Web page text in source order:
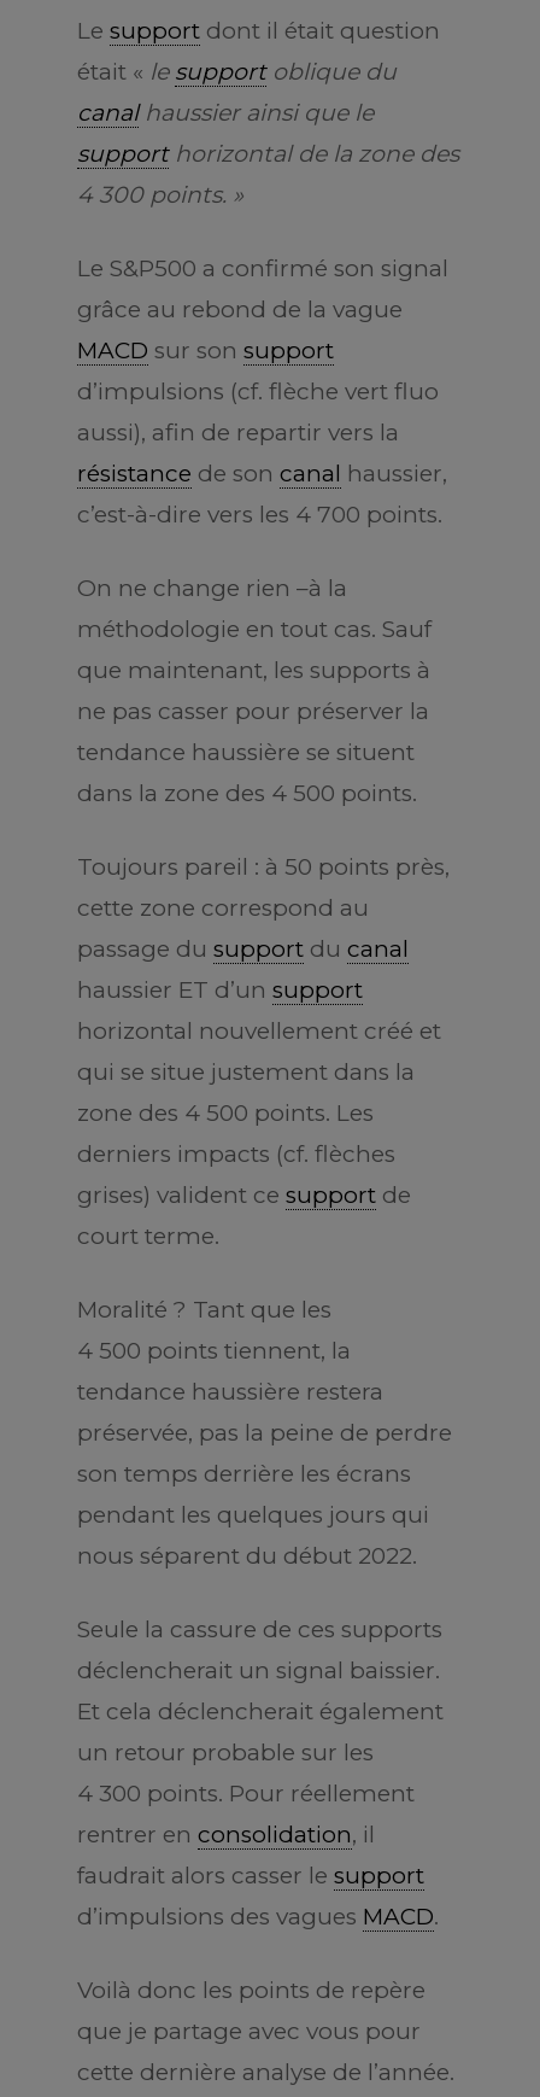
Le support dont il était question
était « le supportoblique du
canalhaussier ainsi que le
supporthorizontal de la zone des
4 300 points. »
Le S&P500 a confirmé son signal
grâce au rebond de la vague
MACD sur son support
d’impulsions (cf. flèche vert fluo
aussi), afin de repartir vers la
résistance de son canal haussier,
c’est-à-dire vers les 4 700 points.
On ne change rien –à la
méthodologie en tout cas. Sauf
que maintenant, les supports à
ne pas casser pour préserver la
tendance haussière se situent
dans la zone des 4 500 points.
Toujours pareil : à 50 points près,
cette zone correspond au
passage du support du canal
haussier ET d’un support
horizontal nouvellement créé et
qui se situe justement dans la
zone des 4 500 points. Les
derniers impacts (cf. flèches
grises) valident ce support de
court terme.
Moralité ? Tant que les
4 500 points tiennent, la
tendance haussière restera
préservée, pas la peine de perdre
son temps derrière les écrans
pendant les quelques jours qui
nous séparent du début 2022.
Seule la cassure de ces supports
déclencherait un signal baissier.
Et cela déclencherait également
un retour probable sur les
4 300 points. Pour réellement
rentrer en consolidation, il
faudrait alors casser le support
d’impulsions des vagues MACD.
Voilà donc les points de repère
que je partage avec vous pour
cette dernière analyse de l’année.